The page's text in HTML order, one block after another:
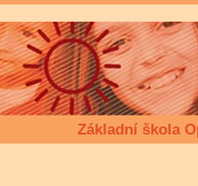
Základní škola